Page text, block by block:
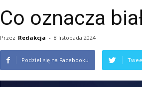
Co oznacza
Przez Redakcja - 8 listopada 2024
Podziel się na Facebooku